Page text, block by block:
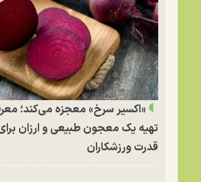
«اکسیر سرخ» معجزه می‌کند؛
تهیه یک معجون طبیعی و ارزان
قدرت ورزشکاران